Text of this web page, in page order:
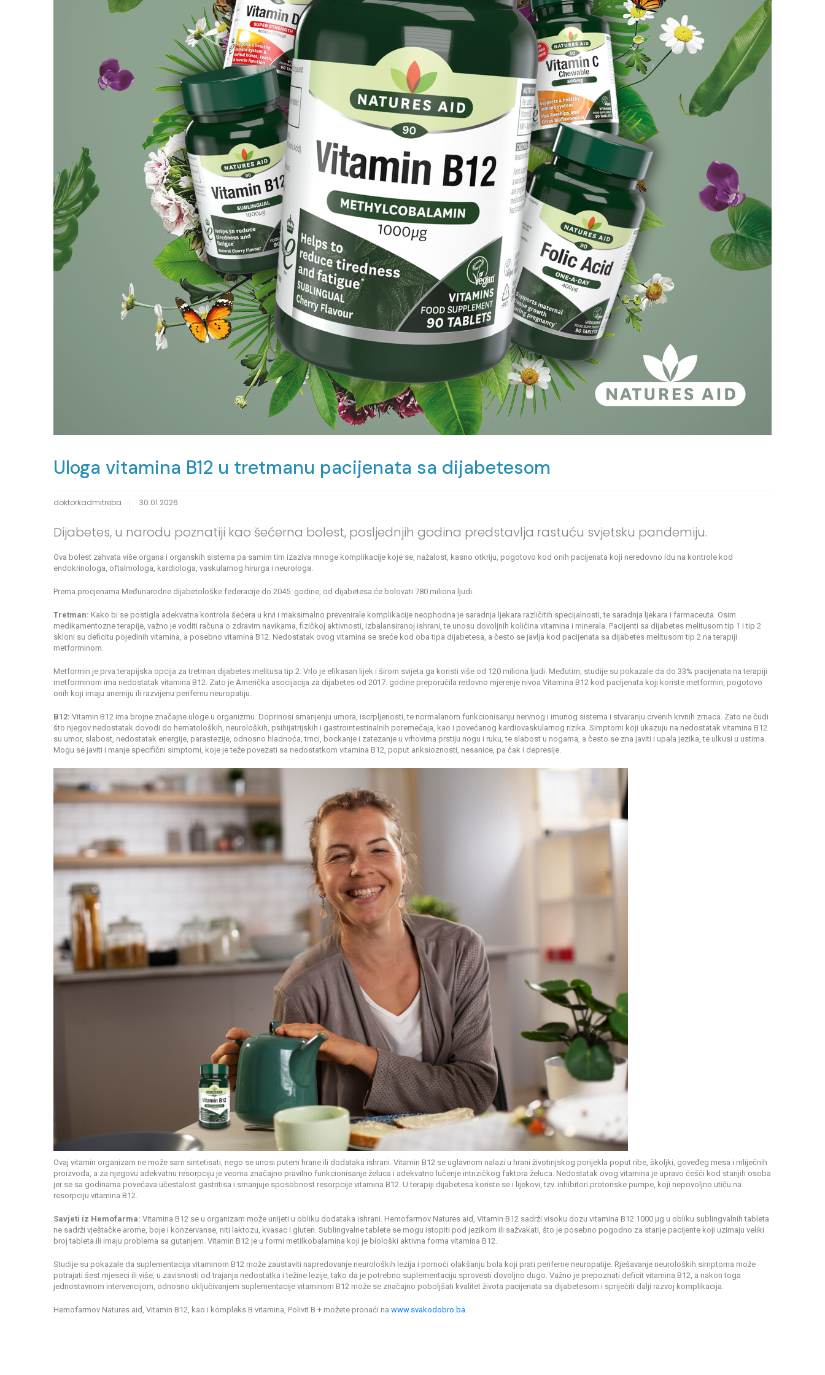
Uloga vitamina B12 u tretmanu pacijenata sa dijabetesom
doktorkadmitreba 30.01.2026
Dijabetes, u narodu poznatiji kao šećerna bolest, posljednjih godina predstavlja rastuću svjetsku pandemiju.
Ova bolest zahvata više organa i organskih sistema pa samim tim izaziva mnoge komplikacije koje se, nažalost, kasno otkriju, pogotovo kod onih pacijenata koji neredovno idu na kontrole kod
endokrinologa, oftalmologa, kardiologa, vaskularnog hirurga i neurologa.
Prema procjenama Međunarodne dijabetološke federacije do 2045. godine, od dijabetesa će bolovati 780 miliona ljudi.
Tretman: Kako bi se postigla adekvatna kontrola šećera u krvi i maksimalno prevenirale komplikacije neophodna je saradnja ljekara različitih specijalnosti, te saradnja ljekara i farmaceuta. Osim
medikamentozne terapije, važno je voditi računa o zdravim navikama, fizičkoj aktivnosti, izbalansiranoj ishrani, te unosu dovoljnih količina vitamina i minerala. Pacijenti sa dijabetes melitusom tip 1 i tip 2
skloni su deficitu pojedinih vitamina, a posebno vitamina B12. Nedostatak ovog vitamina se sreće kod oba tipa dijabetesa, a često se javlja kod pacijenata sa dijabetes melitusom tip 2 na terapiji
metforminom.
Metformin je prva terapijska opcija za tretman dijabetes melitusa tip 2. Vrlo je efikasan lijek i širom svijeta ga koristi više od 120 miliona ljudi. Međutim, studije su pokazale da do 33% pacijenata na terapiji
metforminom ima nedostatak vitamina B12. Zato je Američka asocijacija za dijabetes od 2017. godine preporučila redovno mjerenje nivoa Vitamina B12 kod pacijenata koji koriste metformin, pogotovo
onih koji imaju anemiju ili razvijenu perifernu neuropatiju.
B12: Vitamin B12 ima brojne značajne uloge u organizmu. Doprinosi smanjenju umora, iscrpljenosti, te normalanom funkcionisanju nervnog i imunog sistema i stvaranju crvenih krvnih zrnaca. Zato ne čudi
što njegov nedostatak dovodi do hematoloških, neuroloških, psihijatrijskih i gastrointestinalnih poremećaja, kao i povećanog kardiovaskularnog rizika. Simptomi koji ukazuju na nedostatak vitamina B12
su umor, slabost, nedostatak energije, parastezije, odnosno hladnoća, trnci, bockanje i zatezanje u vrhovima prstiju nogu i ruku, te slabost u nogama, a često se zna javiti i upala jezika, te ulkusi u ustima.
Mogu se javiti i manje specifični simptomi, koje je teže povezati sa nedostatkom vitamina B12, poput anksioznosti, nesanice, pa čak i depresije.
Ovaj vitamin organizam ne može sam sintetisati, nego se unosi putem hrane ili dodataka ishrani. Vitamin B12 se uglavnom nalazi u hrani životinjskog porijekla poput ribe, školjki, goveđeg mesa i mliječnih
proizvoda, a za njegovu adekvatnu resorpciju je veoma značajno pravilno funkcionisanje želuca i adekvatno lučenje intrizičkog faktora želuca. Nedostatak ovog vitamina je upravo češći kod starijih osoba
jer se sa godinama povećava učestalost gastritisa i smanjuje sposobnost resorpcije vitamina B12. U terapiji dijabetesa koriste se i lijekovi, tzv. inhibitori protonske pumpe, koji nepovoljno utiču na
resorpciju vitamina B12.
Savjeti iz Hemofarma: Vitamina B12 se u organizam može unijeti u obliku dodataka ishrani. Hemofarmov Natures aid, Vitamin B12 sadrži visoku dozu vitamina B12 1000 µg u obliku sublingvalnih tableta
ne sadrži vještačke arome, boje i konzervanse, niti laktozu, kvasac i gluten. Sublingvalne tablete se mogu istopiti pod jezikom ili sažvakati, što je posebno pogodno za starije pacijente koji uzimaju veliki
broj tableta ili imaju problema sa gutanjem. Vitamin B12 je u formi metilkobalamina koji je biološki aktivna forma vitamina B12.
Studije su pokazale da suplementacija vitaminom B12 može zaustaviti napredovanje neuroloških lezija i pomoći olakšanju bola koji prati periferne neuropatije. Rješavanje neuroloških simptoma može
potrajati šest mjeseci ili više, u zavisnosti od trajanja nedostatka i težine lezije, tako da je potrebno suplementaciju sprovesti dovoljno dugo. Važno je prepoznati deficit vitamina B12, a nakon toga
jednostavnom intervencijom, odnosno uključivanjem suplementacije vitaminom B12 može se značajno poboljšati kvalitet života pacijenata sa dijabetesom i spriječiti dalji razvoj komplikacija.
Hemofarmov Natures aid, Vitamin B12, kao i kompleks B vitamina, Polivit B + možete pronaći na www.svakodobro.ba.